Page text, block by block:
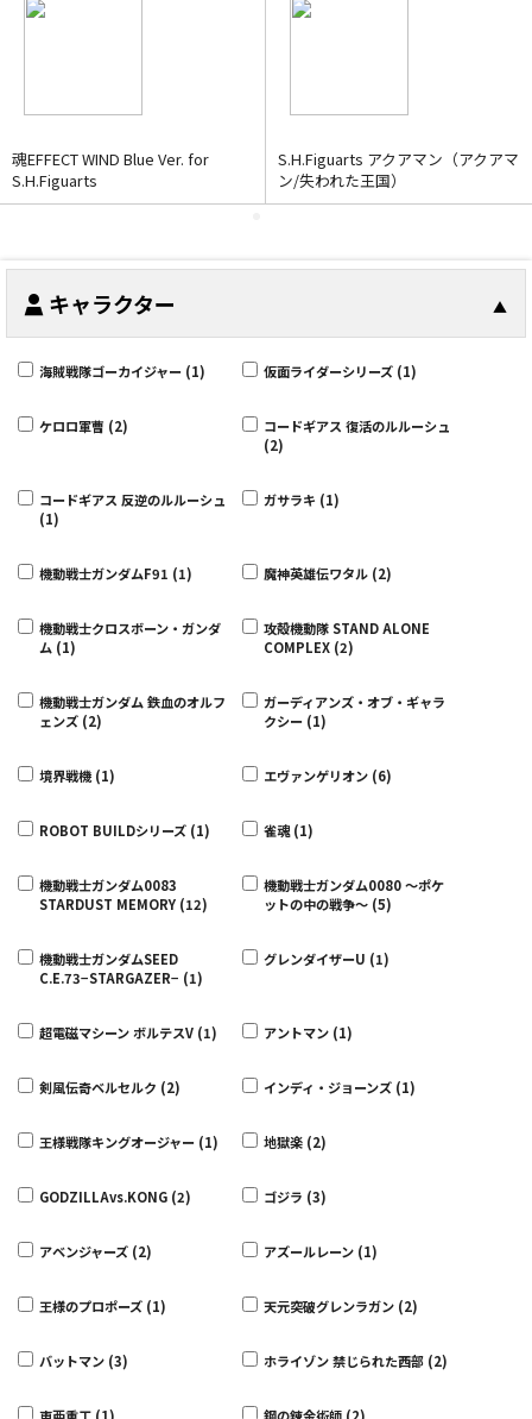
魂EFFECT WIND Blue Ver. for
S.H.Figuarts
S.H.Figuarts アクアマン（アクアマ
ン/失われた王国）
キャラクター ▲
海賊戦隊ゴーカイジャー (1) 仮面ライダーシリーズ (1)
ケロロ軍曹 (2)
コードギアス 復活のルルーシュ
(2)
コードギアス 反逆のルルーシュ
(1)
ガサラキ (1)
機動戦士ガンダムF91 (1) 魔神英雄伝ワタル (2)
機動戦士クロスボーン・ガンダ
ム (1)
攻殻機動隊 STAND ALONE
COMPLEX (2)
機動戦士ガンダム 鉄血のオルフ
ェンズ (2)
ガーディアンズ・オブ・ギャラ
クシー (1)
境界戦機 (1) エヴァンゲリオン (6)
ROBOT BUILDシリーズ (1) 雀魂 (1)
機動戦士ガンダム0083
STARDUST MEMORY (12)
機動戦士ガンダム0080 〜ポケ
ットの中の戦争〜 (5)
機動戦士ガンダムSEED
C.E.73−STARGAZER− (1)
グレンダイザーU (1)
超電磁マシーン ボルテスV (1) アントマン (1)
剣風伝奇ベルセルク (2) インディ・ジョーンズ (1)
王様戦隊キングオージャー (1) 地獄楽 (2)
GODZILLAvs.KONG (2) ゴジラ (3)
アベンジャーズ (2) アズールレーン (1)
王様のプロポーズ (1) 天元突破グレンラガン (2)
バットマン (3) ホライゾン 禁じられた西部 (2)